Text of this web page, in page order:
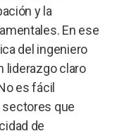
y la
En ese
del ingeniero
liderazgo claro
es fácil
sectores que
de